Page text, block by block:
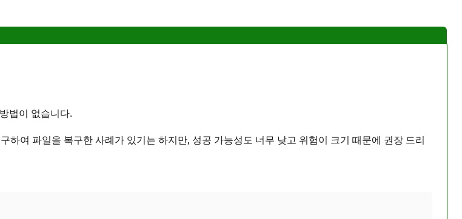
법이 없습니다.
여 파일을 복구한 사례가 있기는 하지만, 성공 가능성도 너무 낮고 위험이 크기 때문에 권장 드리